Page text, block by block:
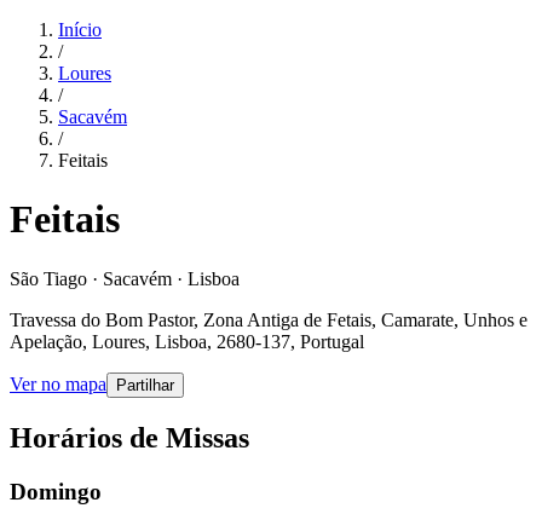
Início
/
Loures
/
Sacavém
/
Feitais
Feitais
São Tiago · Sacavém · Lisboa
Travessa do Bom Pastor, Zona Antiga de Fetais, Camarate, Unhos e
Apelação, Loures, Lisboa, 2680-137, Portugal
Ver no mapa Partilhar
Horários de Missas
Domingo